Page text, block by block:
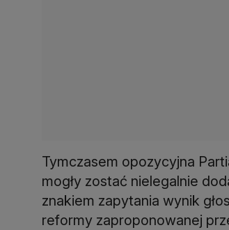
Tymczasem opozycyjna
mogły zostać nielegalnie
znakiem zapytania wynik
reformy zaproponowanej